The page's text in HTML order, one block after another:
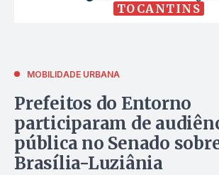
TOCANTINS
MOBILIDADE URBANA
Prefeitos do Entorno
participaram de
pública no Senado
Brasília-Luziânia